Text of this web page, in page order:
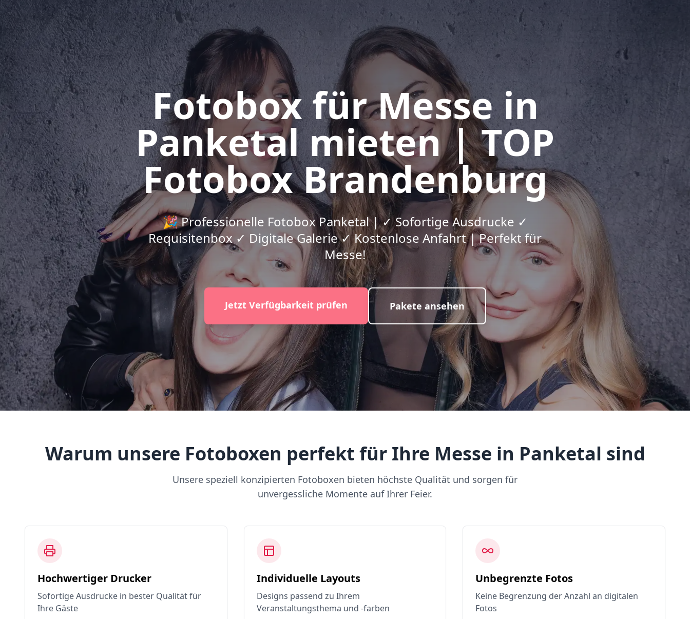
Fotobox für Messe in
Panketal mieten | TOP
Fotobox Brandenburg
🎉 Professionelle Fotobox Panketal | ✓ Sofortige Ausdrucke ✓
Requisitenbox ✓ Digitale Galerie ✓ Kostenlose Anfahrt | Perfekt für
Messe!
Jetzt Verfügbarkeit prüfen Pakete ansehen
Warum unsere Fotoboxen perfekt für Ihre Messe in Panketal sind
Unsere speziell konzipierten Fotoboxen bieten höchste Qualität und sorgen für
unvergessliche Momente auf Ihrer Feier.
Hochwertiger Drucker
Sofortige Ausdrucke in bester Qualität für
Ihre Gäste
Individuelle Layouts
Designs passend zu Ihrem
Veranstaltungsthema und -farben
Unbegrenzte Fotos
Keine Begrenzung der Anzahl an digitalen
Fotos